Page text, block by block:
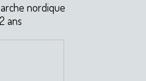
nordique
ans